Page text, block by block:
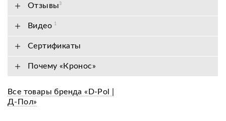
Отзывы3
Видео 1
Сертификаты
Почему «Кронос»
Все товары бренда «D-Pol |
Д-Пол»